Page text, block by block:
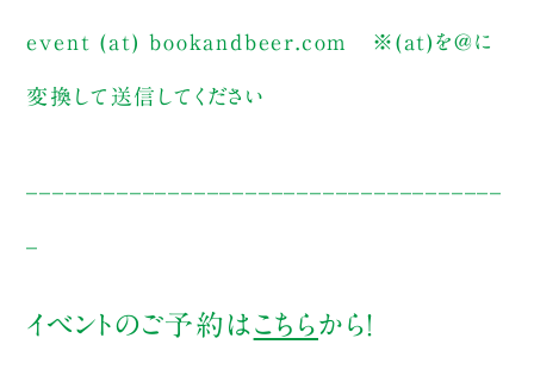
event (at) bookandbeer.com ※(at)を@に
変換して送信してください
イベントのご予約はこちらから！